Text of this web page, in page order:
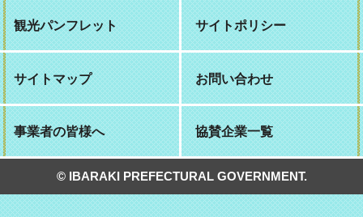
観光パンフレット サイトポリシー
サイトマップ お問い合わせ
事業者の皆様へ 協賛企業一覧
© IBARAKI PREFECTURAL GOVERNMENT.